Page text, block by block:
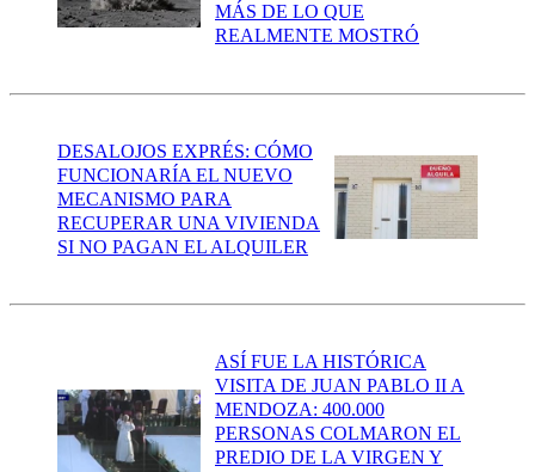
MÁS DE LO QUE
REALMENTE MOSTRÓ
DESALOJOS EXPRÉS: CÓMO
FUNCIONARÍA EL NUEVO
MECANISMO PARA
RECUPERAR UNA VIVIENDA
SI NO PAGAN EL ALQUILER
ASÍ FUE LA HISTÓRICA
VISITA DE JUAN PABLO II A
MENDOZA: 400.000
PERSONAS COLMARON EL
PREDIO DE LA VIRGEN Y